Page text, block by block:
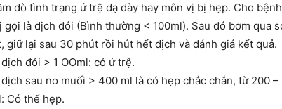
dò tình trạng ứ trệ dạ dày hay môn vị bị hẹp. Cho
gọi là dịch đói (Bình thường < 100ml). Sau đó bơm qua
giữ lại sau 30 phút rồi hút hết dịch và đánh giá kết quả.
đói > 1 OOml: có ứ trệ.
sau no muối > 400 ml là có hẹp chắc chắn, từ 200
Có thể hẹp.